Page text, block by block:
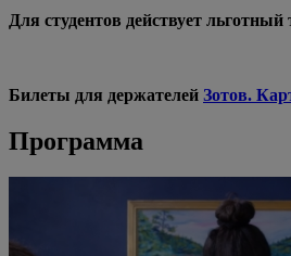
Для студентов действует льготный
Билеты для держателей Зотов.
Программа